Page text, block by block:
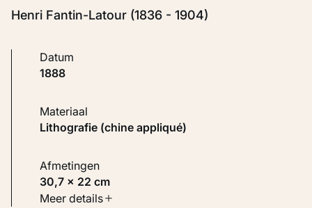
Henri Fantin-Latour (1836 - 1904)
Datum
1888
Materiaal
Lithografie (chine appliqué)
Afmetingen
30,7 × 22 cm
Soort werk
Meer details